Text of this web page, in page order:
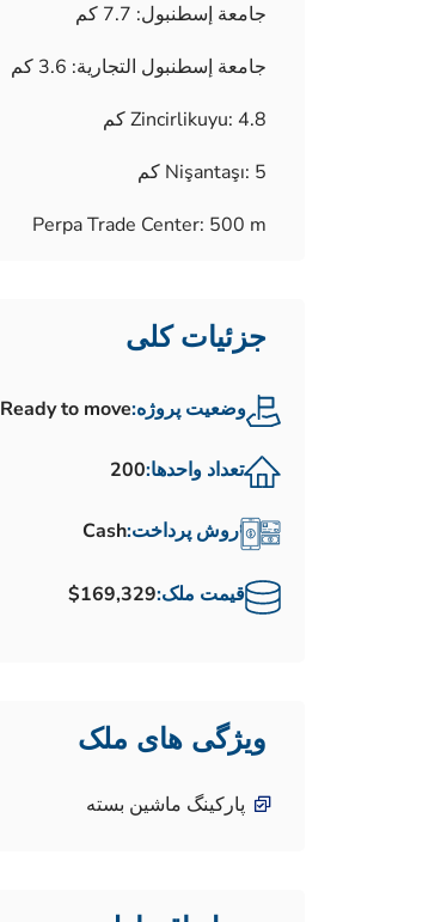
جامعة إسطنبول: 7.7 كم
جامعة إسطنبول التجارية: 3.6 كم
Zincirlikuyu: 4.8 كم
Nişantaşı: 5 كم
Perpa Trade Center: 500 m
جزئیات کلی
وضعیت پروژه:Ready to move
تعداد واحدها:200
روش پرداخت:Cash
قیمت ملک:$169,329
ویژگی های ملک
پارکینگ ماشین بسته